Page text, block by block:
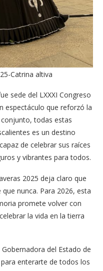
Catrina altiva
sede del LXXXI Congreso
espectáculo que reforzó la
todas estas
es un destino
de celebrar sus raíces
y vibrantes para todos.
2025 deja claro que
nunca. Para 2026, esta
promete volver con
la vida en la tierra
del Estado de
enterarte de todos los